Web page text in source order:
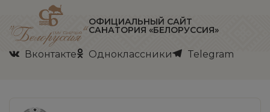
ОФИЦИАЛЬНЫЙ САЙТ
САНАТОРИЯ «БЕЛОРУССИЯ»
Вконтакте Одноклассники Telegram